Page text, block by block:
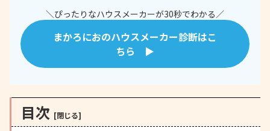
＼ぴったりなハウスメーカーが30秒でわかる／
まかろにおのハウスメーカー診断はこ
ちら ▶
目次